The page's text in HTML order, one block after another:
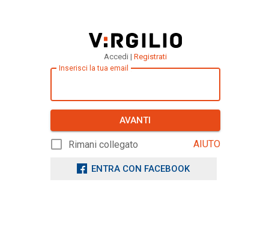
Accedi | Registrati
Inserisci la tua email
AVANTI
Rimani collegato AIUTO
ENTRA CON FACEBOOK